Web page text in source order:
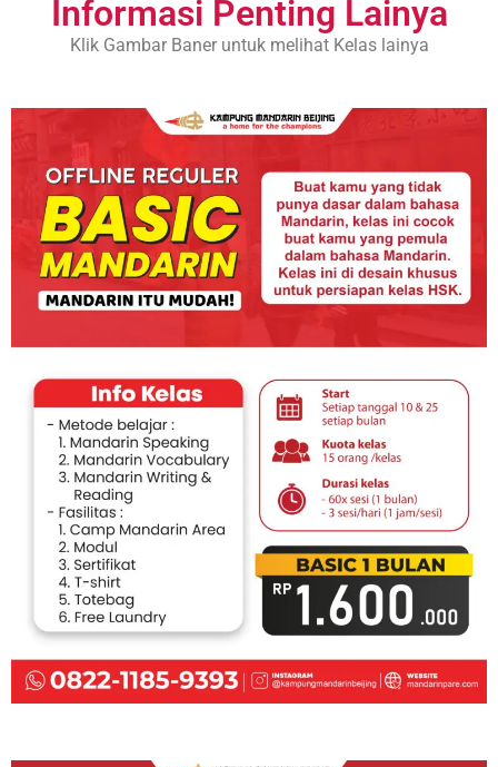
Informasi Penting Lainya
Klik Gambar Baner untuk melihat Kelas lainya